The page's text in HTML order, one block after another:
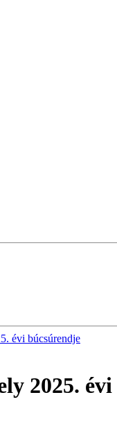
évi búcsúrendje
2025.